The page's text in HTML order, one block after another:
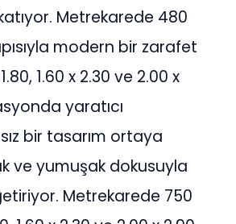
Metrekarede 480
modern bir zarafet
1.60 x 2.30 ve 2.00 x
yaratıcı
bir tasarım ortaya
ve yumuşak dokusuyla
Metrekarede 750